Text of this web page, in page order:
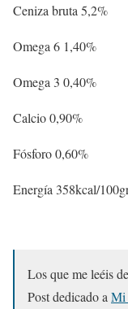
Ceniza bruta 5,2%
Omega 6 1,40%
Omega 3 0,40%
Calcio 0,90%
Fósforo 0,60%
Energía 358kcal/
Los que me leéis
Post dedicado a Mi